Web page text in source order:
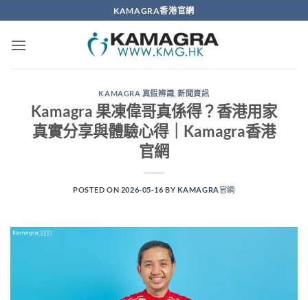
to
content
KAMAGRA香港官網
KAMAGRA 真假辨識 ,新聞資訊
Kamagra 果凍偉哥真係得？香港用家
真實分享與體驗心得｜Kamagra香港
官網
POSTED ON 2026-05-16 BY KAMAGRA官網